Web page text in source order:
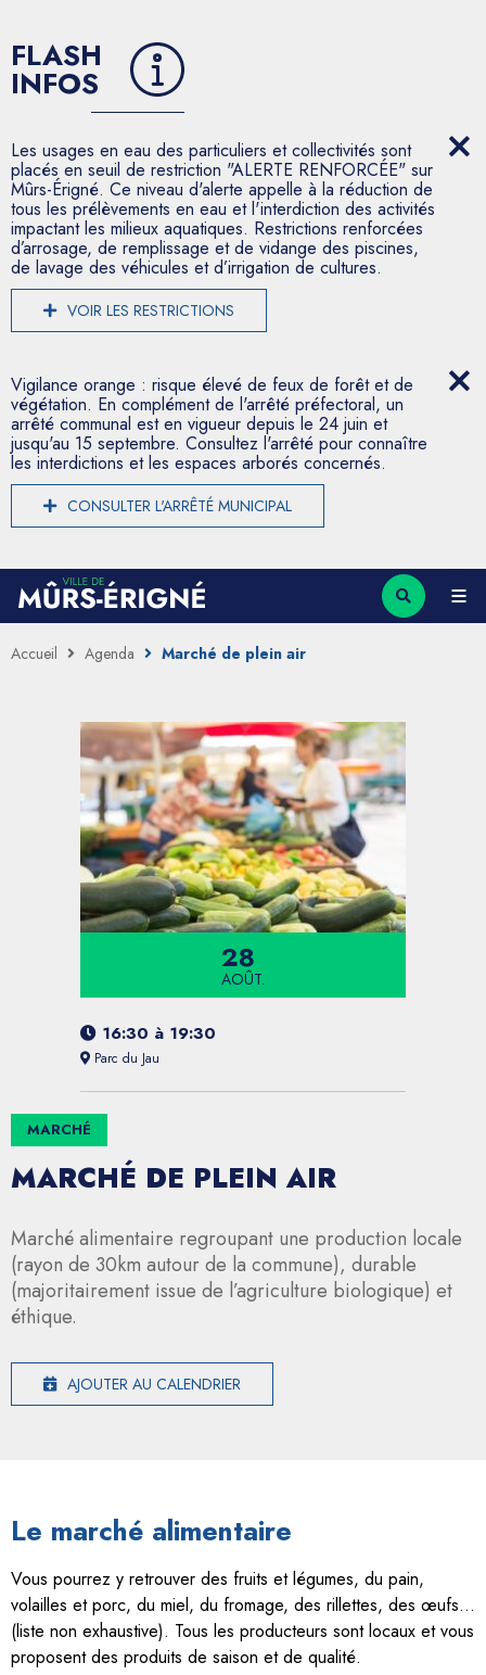
FLASH
INFOS
Les usages en eau des particuliers et collectivités sont
placés en seuil de restriction "ALERTE RENFORCÉE" sur
Mûrs-Érigné. Ce niveau d'alerte appelle à la réduction de
tous les prélèvements en eau et l'interdiction des activités
impactant les milieux aquatiques. Restrictions renforcées
d’arrosage, de remplissage et de vidange des piscines,
de lavage des véhicules et d’irrigation de cultures.
VOIR LES RESTRICTIONS
Vigilance orange : risque élevé de feux de forêt et de
végétation. En complément de l'arrêté préfectoral, un
arrêté communal est en vigueur depuis le 24 juin et
jusqu'au 15 septembre. Consultez l'arrêté pour connaître
les interdictions et les espaces arborés concernés.
CONSULTER L'ARRÊTÉ MUNICIPAL
Accueil Agenda Marché de plein air
28
AOÛT.
16:30 à 19:30
Parc du Jau
MARCHÉ
MARCHÉ DE PLEIN AIR
Marché alimentaire regroupant une production locale
(rayon de 30km autour de la commune), durable
(majoritairement issue de l’agriculture biologique) et
éthique.
AJOUTER AU CALENDRIER
Le marché alimentaire
Vous pourrez y retrouver des fruits et légumes, du pain,
volailles et porc, du miel, du fromage, des rillettes, des œufs…
(liste non exhaustive). Tous les producteurs sont locaux et vous
proposent des produits de saison et de qualité.